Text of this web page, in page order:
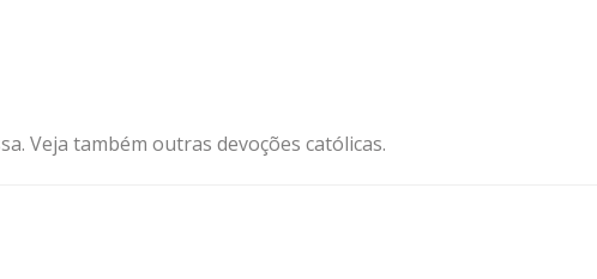
Veja também outras devoções católicas.